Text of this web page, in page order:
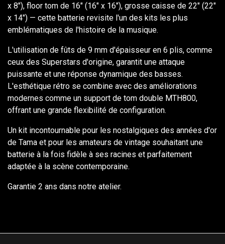
x 8"), floor tom de 16" (16" x 16"), grosse caisse de 22" (22"
x 14") — cette batterie revisite l'un des kits les plus
emblématiques de l'histoire de la musique.
L'utilisation de fûts de 9 mm d'épaisseur en 6 plis, comme
ceux des Superstars d'origine, garantit une attaque
puissante et une réponse dynamique des basses.
L'esthétique rétro se combine avec des améliorations
modernes comme un support de tom double MTH800,
offrant une grande flexibilité de configuration.
Un kit incontournable pour les nostalgiques des années d'or
de Tama et pour les amateurs de vintage souhaitant une
batterie à la fois fidèle à ses racines et parfaitement
adaptée à la scène contemporaine.
Garantie 2 ans dans notre atelier.